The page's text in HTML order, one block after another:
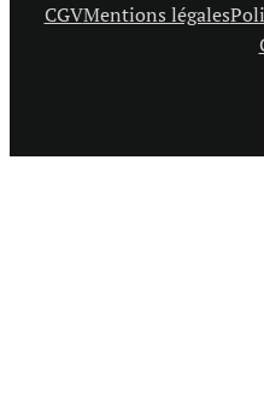
CGVMentions légales